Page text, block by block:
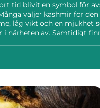
tid blivit en symbol för
väljer kashmir för den
låg vikt och en mjukhet
närheten av. Samtidigt